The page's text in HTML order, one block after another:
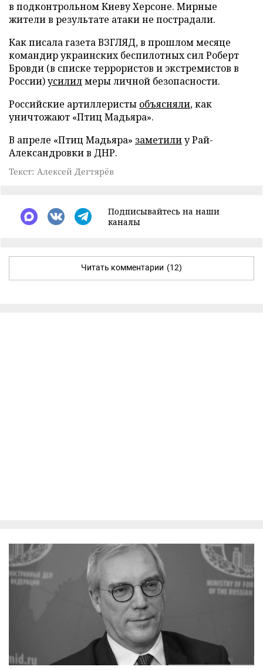
в подконтрольном Киеву Херсоне. Мирные
жители в результате атаки не пострадали.
Как писала газета ВЗГЛЯД, в прошлом месяце
командир украинских беспилотных сил Роберт
Бровди (в списке террористов и экстремистов в
России)усилилмеры личной безопасности.
Российские артиллеристы объясняли, как
уничтожают «Птиц Мадьяра».
В апреле «Птиц Мадьяра» заметилиу Рай-
Александровки в ДНР.
Текст: Алексей Дегтярёв
Подписывайтесь на наши
каналы
Читать комментарии (12)